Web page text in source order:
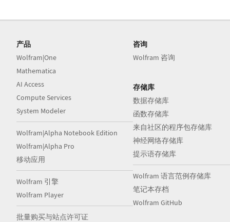
产品
Wolfram|One
Mathematica
AI Access
Compute Services
System Modeler
Wolfram|Alpha Notebook Edition
Wolfram|Alpha Pro
移动应用
Wolfram 引擎
Wolfram Player
批量购买与站点许可证
咨询
Wolfram 咨询
存储库
数据存储库
函数存储库
来自社区的程序包存储库
神经网络存储库
提示语存储库
Wolfram 语言范例存储库
笔记本存档
Wolfram GitHub